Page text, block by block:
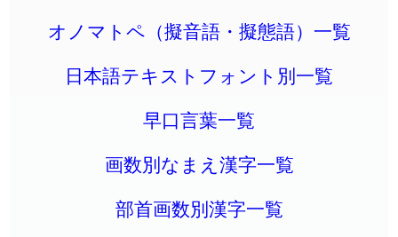
オノマトペ（擬音語・擬態語）一覧
日本語テキストフォント別一覧
早口言葉一覧
画数別なまえ漢字一覧
部首画数別漢字一覧